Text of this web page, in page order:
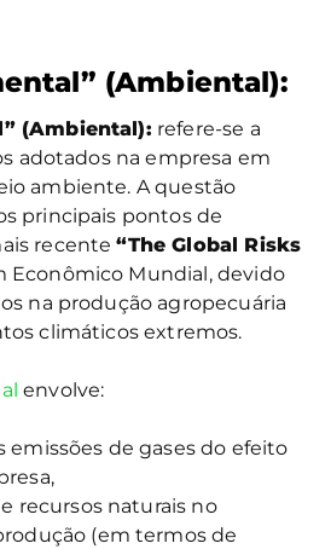
(Ambiental):
(Ambiental): refere-se a
adotados na empresa em
ambiente. A questão
principais pontos de
recente“The Global Risks
Econômico Mundial, devido
na produção agropecuária
climáticos extremos.
envolve:
emissões de gases do efeito
recursos naturais no
(em termos de